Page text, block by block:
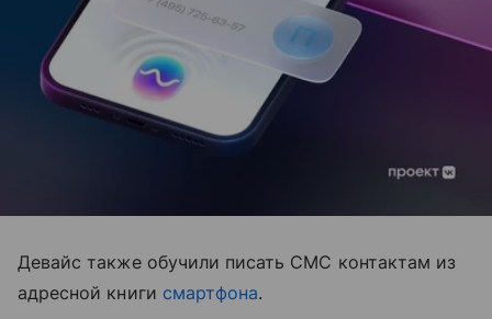
Девайс также обучили писать СМС контактам из
адресной книги смартфона.